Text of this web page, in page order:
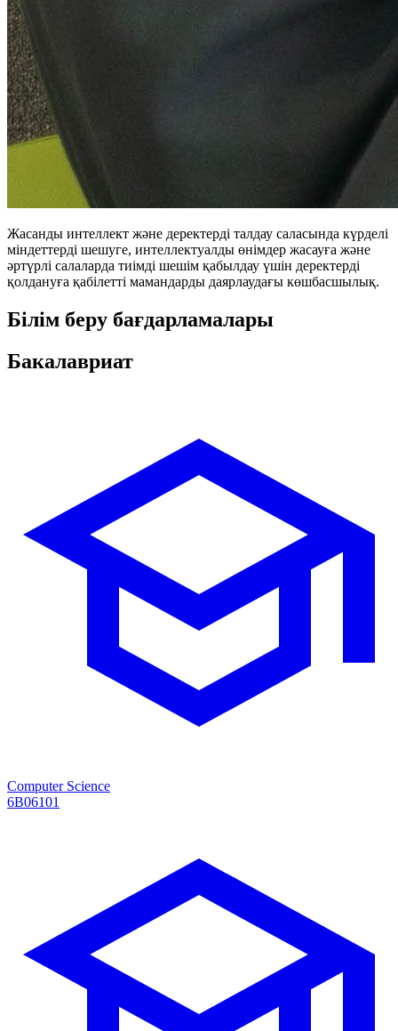
Жасанды интеллект және деректерді талдау саласында күрделі
міндеттерді шешуге, интеллектуалды өнімдер жасауға және
әртүрлі салаларда тиімді шешім қабылдау үшін деректерді
қолдануға қабілетті мамандарды даярлаудағы көшбасшылық.
Білім беру бағдарламалары
Бакалавриат
Computer Science
6B06101